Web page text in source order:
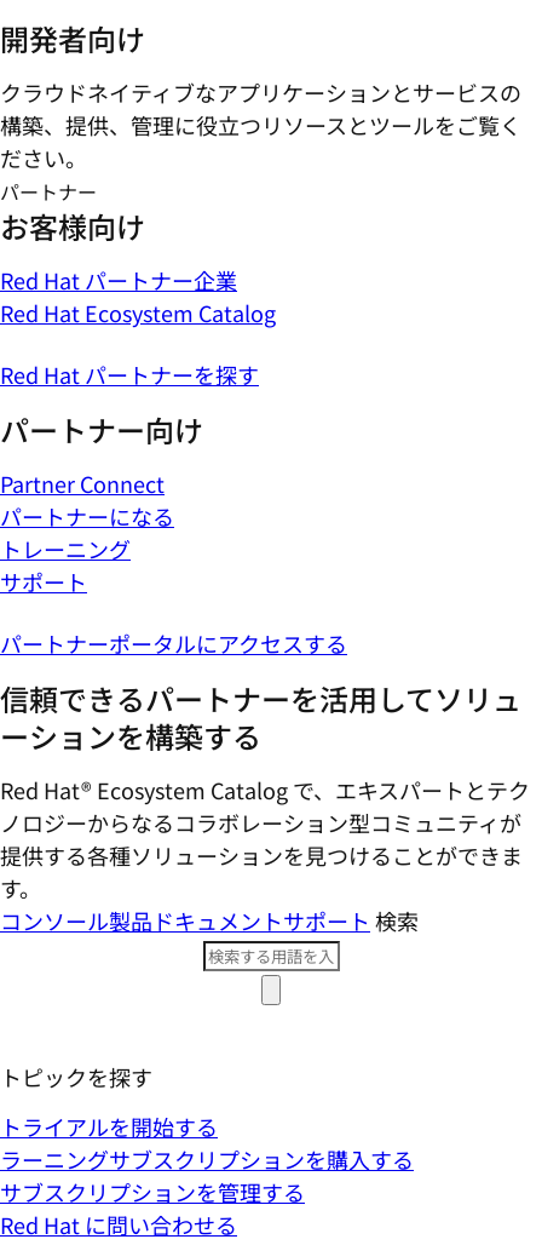
開発者向け
クラウドネイティブなアプリケーションとサービスの
構築、提供、管理に役立つリソースとツールをご覧く
ださい。
パートナー
お客様向け
Red Hat パートナー企業
Red Hat Ecosystem Catalog
Red Hat パートナーを探す
パートナー向け
Partner Connect
パートナーになる
トレーニング
サポート
パートナーポータルにアクセスする
信頼できるパートナーを活用してソリュ
ーションを構築する
Red Hat® Ecosystem Catalog で、エキスパートとテク
ノロジーからなるコラボレーション型コミ​ュニティが
提供する各種ソリューションを見つけることができま
す。
コンソール製品ドキュメントサポート 検索
トピックを探す
トライアルを開始する
ラーニングサブスクリプションを購入する
サブスクリプションを管理する
Red Hat に問い合わせる